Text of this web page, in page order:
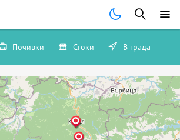
Почивки Стоки В града